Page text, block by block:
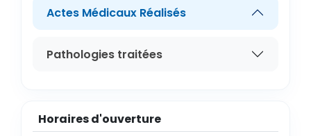
Actes Médicaux Réalisés
Pathologies traitées
Horaires d'ouverture